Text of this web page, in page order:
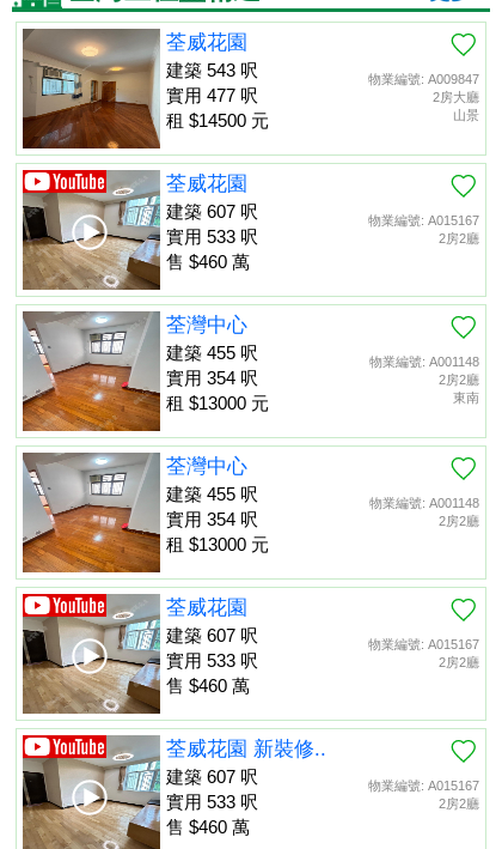
物業編號: A009847
2房大廳
山景
荃威花園
建築 543 呎
實用 477 呎
租 $14500 元
物業編號: A015167
2房2廳
荃威花園
建築 607 呎
實用 533 呎
售 $460 萬
物業編號: A001148
2房2廳
東南
荃灣中心
建築 455 呎
實用 354 呎
租 $13000 元
物業編號: A001148
2房2廳
荃灣中心
建築 455 呎
實用 354 呎
租 $13000 元
物業編號: A015167
2房2廳
荃威花園
建築 607 呎
實用 533 呎
售 $460 萬
物業編號: A015167
2房2廳
荃威花園 新裝修..
建築 607 呎
實用 533 呎
售 $460 萬